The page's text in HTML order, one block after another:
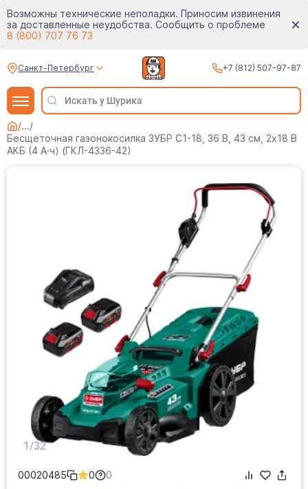
Возможны технические неполадки. Приносим извинения
за доставленные неудобства. Сообщить о проблеме
8 (800) 707 76 73
Санкт-Петербург +7 (812) 507-97-87
/.../
Бесщеточная газонокосилка ЗУБР С1-18, 36 В, 43 см, 2х18 В
АКБ (4 А·ч) (ГКЛ-4336-42)
1/32
00020485 0 0